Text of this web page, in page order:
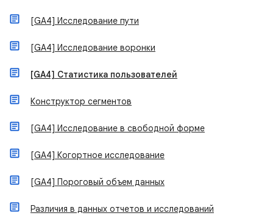
[GA4] Исследование пути
[GA4] Исследование воронки
[GA4] Статистика пользователей
Конструктор сегментов
[GA4] Исследование в свободной форме
[GA4] Когортное исследование
[GA4] Пороговый объем данных
Различия в данных отчетов и исследований